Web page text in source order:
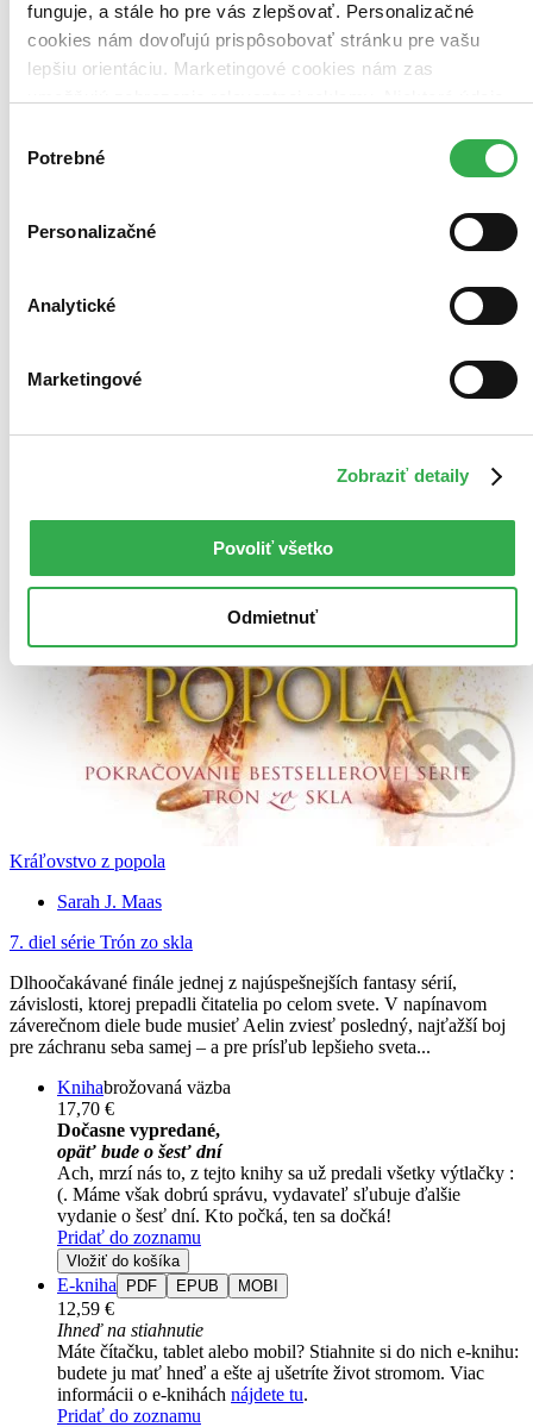
funguje, a stále ho pre vás zlepšovať. Personalizačné
cookies nám dovoľujú prispôsobovať stránku pre vašu
lepšiu orientáciu. Marketingové cookies nám zas
keby sme mohli používať všetky tieto cookies. Ďakujeme!
súhlasu
Potrebné
Personalizačné
Analytické
Marketingové
Zobraziť detaily
Povoliť všetko
Odmietnuť
Kráľovstvo z popola
Sarah J. Maas
7. diel série Trón zo skla
Dlhoočakávané finále jednej z najúspešnejších fantasy sérií,
závislosti, ktorej prepadli čitatelia po celom svete. V napínavom
záverečnom diele bude musieť Aelin zviesť posledný, najťažší boj
pre záchranu seba samej – a pre prísľub lepšieho sveta...
Knihabrožovaná väzba
17,70 €
Dočasne vypredané,
opäť bude o šesť dní
Ach, mrzí nás to, z tejto knihy sa už predali všetky výtlačky :
(. Máme však dobrú správu, vydavateľ sľubuje ďalšie
vydanie o šesť dní. Kto počká, ten sa dočká!
Pridať do zoznamu
Vložiť do košíka
E-kniha PDF EPUB MOBI
12,59 €
Ihneď na stiahnutie
Máte čítačku, tablet alebo mobil? Stiahnite si do nich e-knihu:
budete ju mať hneď a ešte aj ušetríte život stromom. Viac
informácii o e-knihách nájdete tu.
Pridať do zoznamu